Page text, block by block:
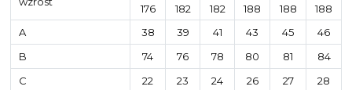
176
182
182
188
188
188
A
38 39 41 43 45
46
B
74 76 78 80 81
84
C
22 23 24 26 27
28